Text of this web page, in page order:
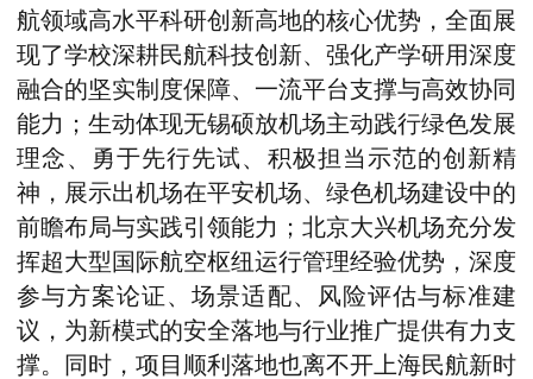
航领域高水平科研创新高地的核心优势，全面展
现了学校深耕民航科技创新、强化产学研用深度
融合的坚实制度保障、一流平台支撑与高效协同
能力；生动体现无锡硕放机场主动践行绿色发展
理念、勇于先行先试、积极担当示范的创新精
神 ， 展示出机场在平安机场、绿色机场建设中的
前瞻布局与实践引领能力；北京大兴机场充分发
挥超大型国际航空枢纽运行管理经验优势，深度
参与方案论证、场景适配、风险评估与标准建
议，为新模式的安全落地与行业推广提供有力支
撑。同时，项目顺利落地也离不开上海民航新时